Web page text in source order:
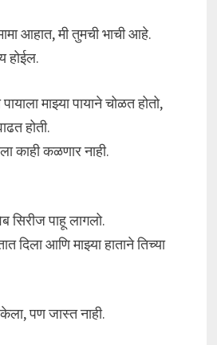
आहात, मी तुमची भाची आहे.
होईल.
माझ्या पायाने चोळत होतो,
होती.
काही कळणार नाही.
सिरीज पाहू लागलो.
दिला आणि माझ्या हाताने तिच्या
पण जास्त नाही.